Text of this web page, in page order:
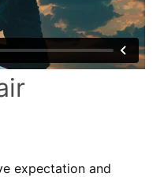
expectation and